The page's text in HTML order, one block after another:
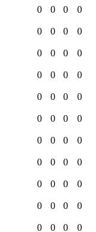
0 0 0 0
0 0 0 0
0 0 0 0
0 0 0 0
0 0 0 0
0 0 0 0
0 0 0 0
0 0 0 0
0 0 0 0
0 0 0 0
0 0 0 0